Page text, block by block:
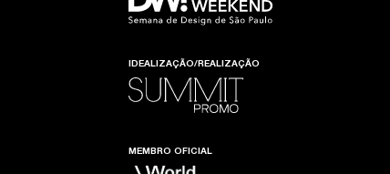
IDEALIZAÇÃO/REALIZAÇÃO
MEMBRO OFICIAL